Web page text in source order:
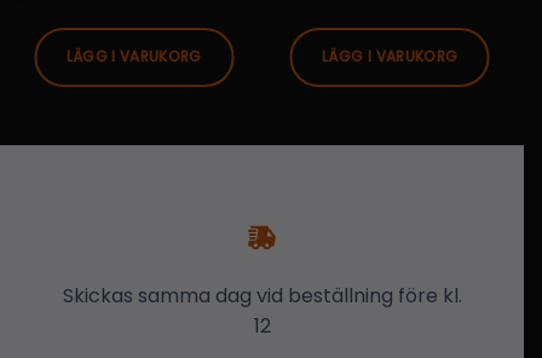
LÄGG I VARUKORG LÄGG I VARUKORG
Skickas samma dag vid beställning före kl.
12